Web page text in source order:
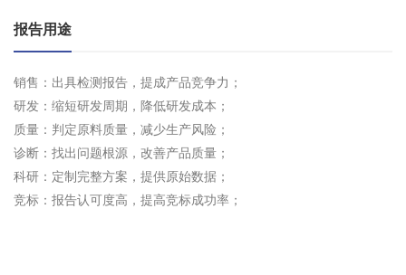
报告用途
销售：出具检测报告，提成产品竞争力；
研发：缩短研发周期，降低研发成本；
质量：判定原料质量，减少生产风险；
诊断：找出问题根源，改善产品质量；
科研：定制完整方案，提供原始数据；
竞标：报告认可度高，提高竞标成功率；